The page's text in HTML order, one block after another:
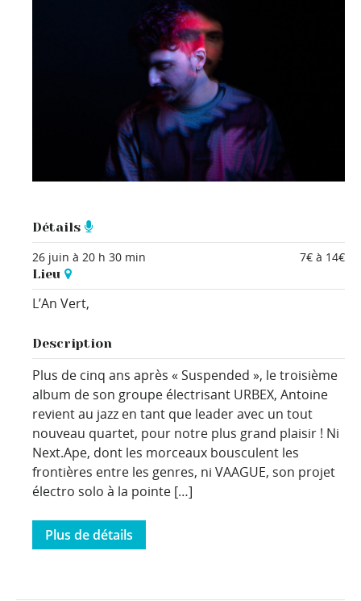
Détails
26 juin à 20 h 30 min
7€ à 14€
Lieu
L’An Vert,
Description
Plus de cinq ans après « Suspended », le troisième
album de son groupe électrisant URBEX, Antoine
revient au jazz en tant que leader avec un tout
nouveau quartet, pour notre plus grand plaisir ! Ni
Next.Ape, dont les morceaux bousculent les
frontières entre les genres, ni VAAGUE, son projet
électro solo à la pointe […]
Plus de détails